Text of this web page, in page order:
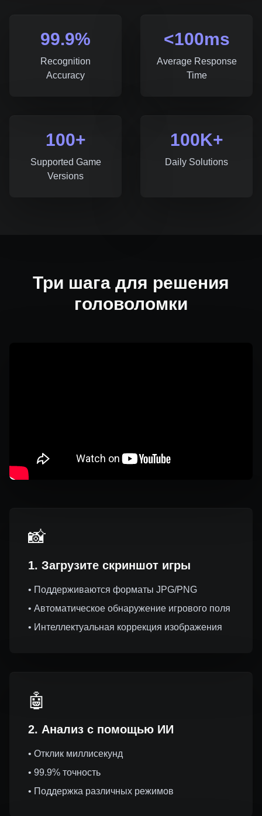
99.9%
Recognition
Accuracy
<100ms
Average Response
Time
100+
Supported Game
Versions
100K+
Daily Solutions
Три шага для решения
головоломки
📸
1. Загрузите скриншот игры
• Поддерживаются форматы JPG/PNG
• Автоматическое обнаружение игрового поля
• Интеллектуальная коррекция изображения
🤖
2. Анализ с помощью ИИ
• Отклик миллисекунд
• 99.9% точность
• Поддержка различных режимов